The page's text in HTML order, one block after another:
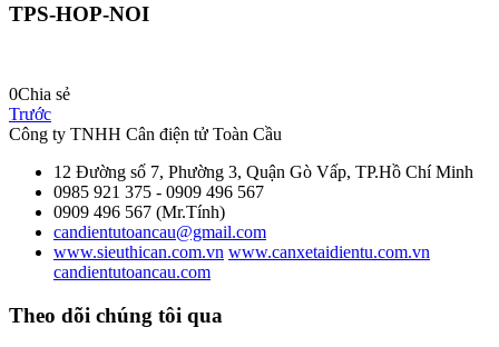
TPS-HOP-NOI
0Chia sẻ
Trước
Công ty TNHH Cân điện tử Toàn Cầu
12 Đường số 7, Phường 3, Quận Gò Vấp, TP.Hồ Chí Minh
0985 921 375 - 0909 496 567
0909 496 567 (Mr.Tính)
candientutoancau@gmail.com
www.sieuthican.com.vn www.canxetaidientu.com.vn
candientutoancau.com
Theo dõi chúng tôi qua